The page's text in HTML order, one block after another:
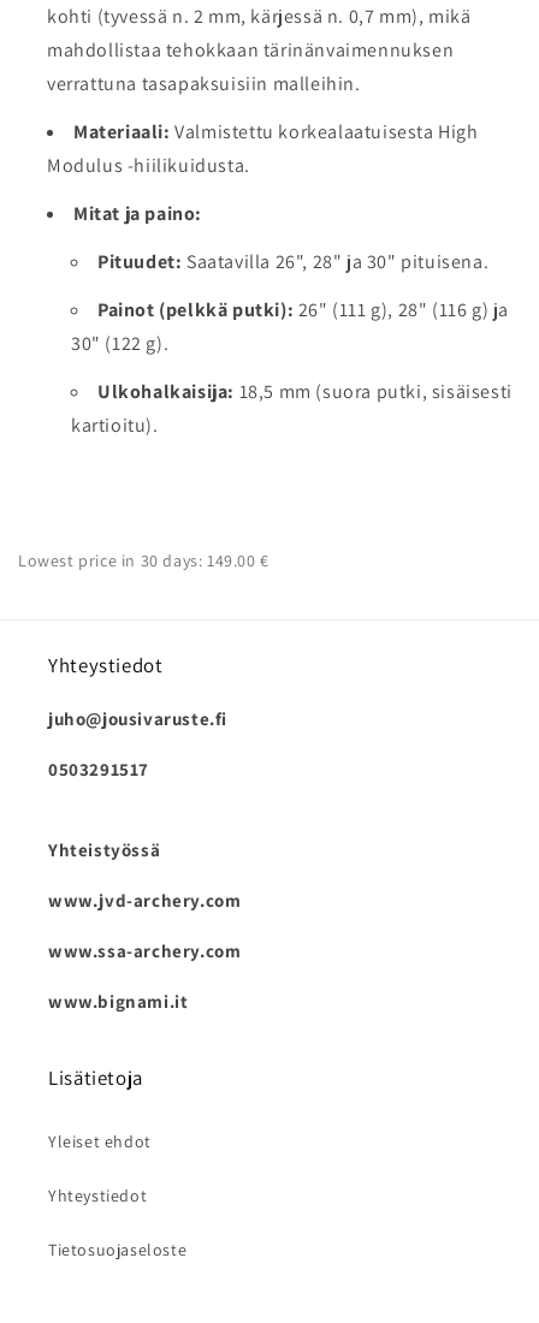
kohti (tyvessä n. 2 mm, kärjessä n. 0,7 mm), mikä
mahdollistaa tehokkaan tärinänvaimennuksen
verrattuna tasapaksuisiin malleihin.
Materiaali: Valmistettu korkealaatuisesta High
Modulus -hiilikuidusta.
Mitat ja paino:
Pituudet: Saatavilla 26", 28" ja 30" pituisena.
Painot (pelkkä putki): 26" (111 g), 28" (116 g) ja
30" (122 g).
Ulkohalkaisija: 18,5 mm (suora putki, sisäisesti
kartioitu).
Lowest price in 30 days: 149.00 €
Yhteystiedot
juho@jousivaruste.fi
0503291517
Yhteistyössä
www.jvd-archery.com
www.ssa-archery.com
www.bignami.it
Lisätietoja
Yleiset ehdot
Yhteystiedot
Tietosuojaseloste